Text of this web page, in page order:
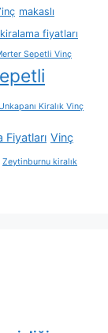
makaslı
fiyatları
Sepetli Vinç
Unkapanı Kiralık Vinç
Fiyatları Vinç
Zeytinburnu kiralık